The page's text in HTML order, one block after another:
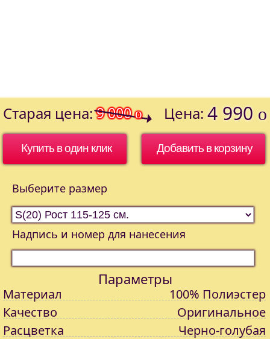
Старая цена: 9 000o Цена: 4 990 o
Купить в один клик
Выберите размер
Надпись и номер для нанесения
Параметры
Материал
100% Полиэстер
Качество
Оригинальное
Расцветка
Черно-голубая